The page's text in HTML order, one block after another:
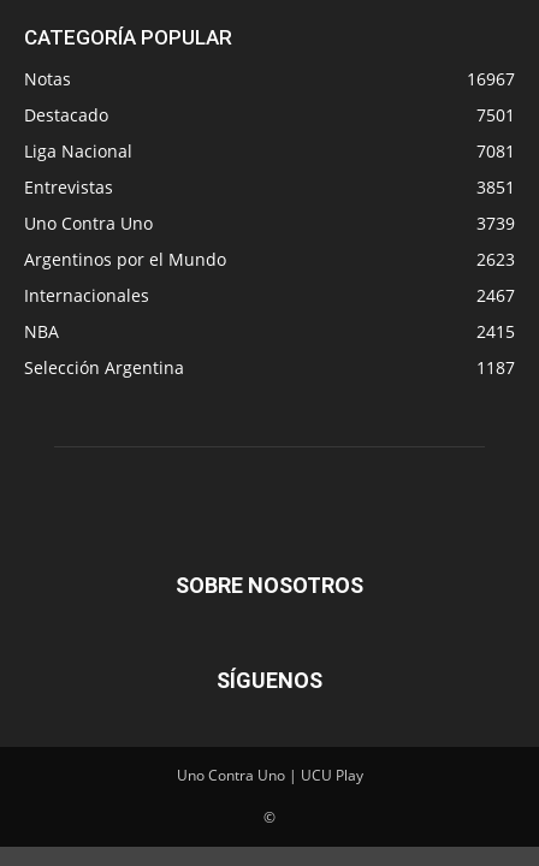
CATEGORÍA POPULAR
Notas
16967
Destacado
7501
Liga Nacional
7081
Entrevistas
3851
Uno Contra Uno
3739
Argentinos por el Mundo
2623
Internacionales
2467
NBA
2415
Selección Argentina
1187
SOBRE NOSOTROS
SÍGUENOS
Uno Contra Uno | UCU Play
©